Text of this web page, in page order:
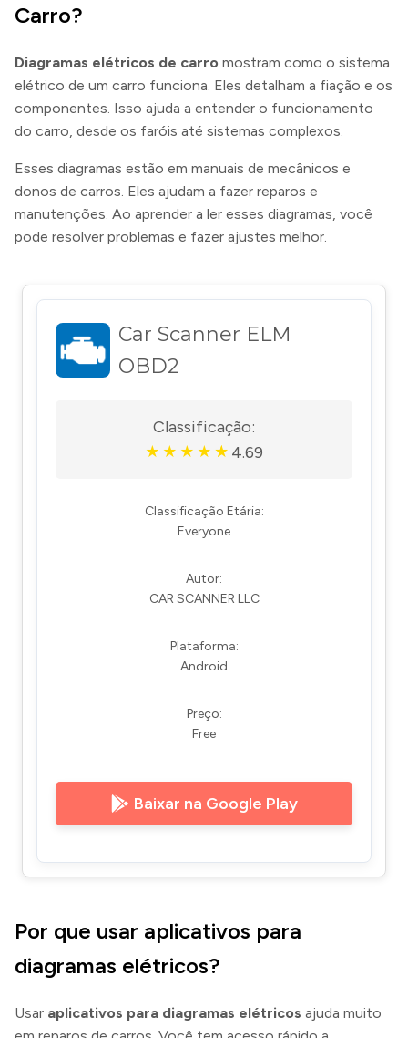
Carro?
Diagramas elétricos de carro mostram como o sistema
elétrico de um carro funciona. Eles detalham a fiação e os
componentes. Isso ajuda a entender o funcionamento
do carro, desde os faróis até sistemas complexos.
Esses diagramas estão em manuais de mecânicos e
donos de carros. Eles ajudam a fazer reparos e
manutenções. Ao aprender a ler esses diagramas, você
pode resolver problemas e fazer ajustes melhor.
Car Scanner ELM
OBD2
Classificação:
★ ★ ★ ★ ★ 4.69
Classificação Etária:
Everyone
Autor:
CAR SCANNER LLC
Plataforma:
Android
Preço:
Free
Baixar na Google Play
Por que usar aplicativos para
diagramas elétricos?
Usar aplicativos para diagramas elétricos ajuda muito